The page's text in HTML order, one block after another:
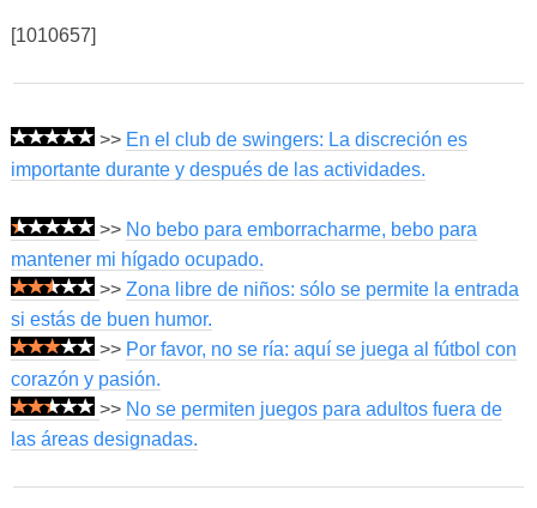
[1010657]
>> En el club de swingers: La discreción es
importante durante y después de las actividades.
>> No bebo para emborracharme, bebo para
mantener mi hígado ocupado.
>> Zona libre de niños: sólo se permite la entrada
si estás de buen humor.
>> Por favor, no se ría: aquí se juega al fútbol con
corazón y pasión.
>> No se permiten juegos para adultos fuera de
las áreas designadas.